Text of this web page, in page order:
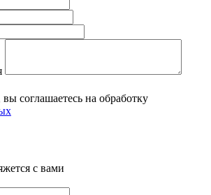
соглашаетесь на обработку
с вами